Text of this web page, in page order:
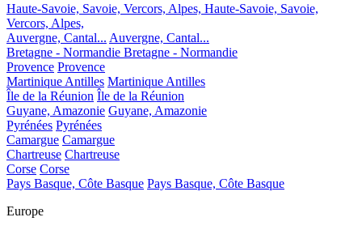
Haute-Savoie, Savoie, Vercors, Alpes, Haute-Savoie, Savoie,
Vercors, Alpes,
Auvergne, Cantal... Auvergne, Cantal...
Bretagne - Normandie Bretagne - Normandie
Provence Provence
Martinique Antilles Martinique Antilles
Île de la Réunion Île de la Réunion
Guyane, Amazonie Guyane, Amazonie
Pyrénées Pyrénées
Camargue Camargue
Chartreuse Chartreuse
Corse Corse
Pays Basque, Côte Basque Pays Basque, Côte Basque
Europe